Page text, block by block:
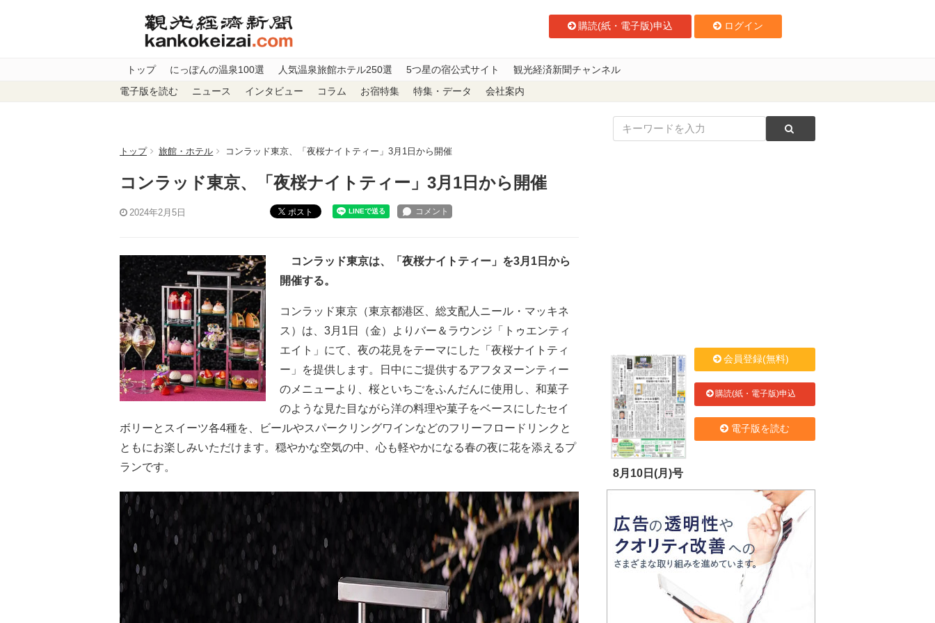
購読(紙・電子版)申込 ログイン
トップ にっぽんの温泉100選 人気温泉旅館ホテル250選 5つ星の宿公式サイト 観光経済新聞チャンネル
電子版を読む ニュース インタビュー コラム お宿特集 特集・データ 会社案内
トップ 旅館・ホテル コンラッド東京、「夜桜ナイトティー」3月1日から開催
コンラッド東京、「夜桜ナイトティー」3月1日から開催
2024年2月5日 ポスト
コンラッド東京は、「夜桜ナイトティー」を3月1日から
開催する。
コンラッド東京（東京都港区、総支配人ニール・マッキネ
ス）は、3月1日（金）よりバー＆ラウンジ「トゥエンティ
エイト」にて、夜の花見をテーマにした「夜桜ナイトティ
ー」を提供します。日中にご提供するアフタヌーンティー
のメニューより、桜といちごをふんだんに使用し、和菓子
のような見た目ながら洋の料理や菓子をベースにしたセイ
ボリーとスイーツ各4種を、ビールやスパークリングワインなどのフリーフロードリンクと
ともにお楽しみいただけます。穏やかな空気の中、心も軽やかになる春の夜に花を添えるプ
ランです。
8月10日(月)号
会員登録(無料)
購読(紙・電子版)申込
電子版を読む